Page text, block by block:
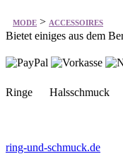
MODE > ACCESSOIRES
Bietet einiges aus dem
Ringe Halsschmuck
ring-und-schmuck.de